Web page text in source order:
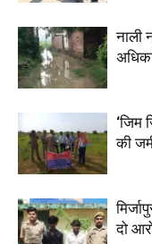
नाली
‘जिम
की
दो